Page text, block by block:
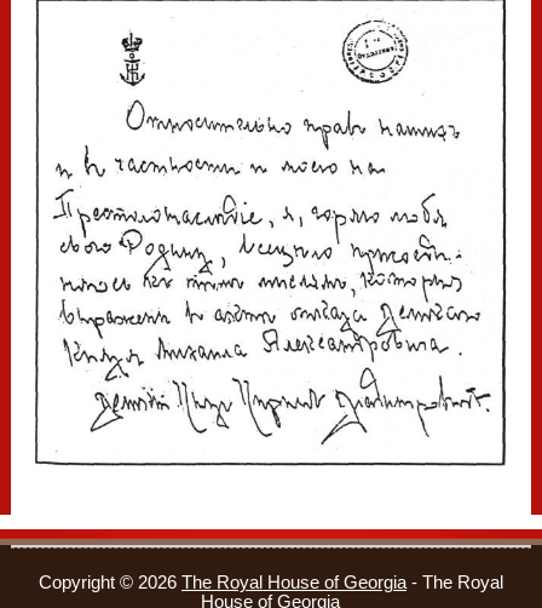
Copyright © 2026 The Royal House of Georgia- The Royal
House of Georgia